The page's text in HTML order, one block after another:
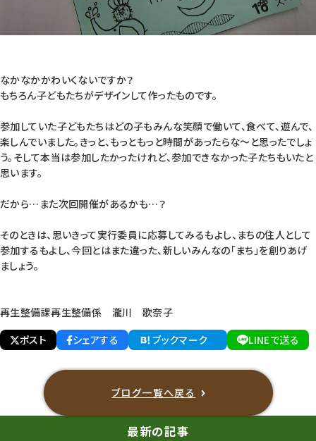
なかなかかわいくないですか？
もちろん子どもたちがデザインして作ったものです。
参加していた子どもたちはどの子もみんな笑顔で働いて、食べて、遊んで、
楽しんでいました。きっと、もっともっと時間があったらな〜と思ったでしょ
う。そして本当は参加したかったけれど、参加できなかった子たちもいたと
思います。
だから…また次回開催があるかも…？
そのときは、思いきって実行委員に応募してみるもよし、まちの住人として
参加するもよし、今回とはまた違った、新しいみんなの「まち」を創りあげ
ましょう。
再生整備課再生整備係 瀧川 歌奈子
ポスト
シェアする ブックマーク LINEで送る
ブログ一覧へ戻る
最新の記事